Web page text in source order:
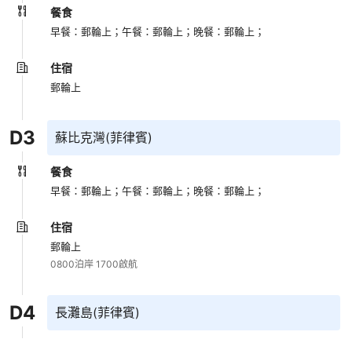
餐食
早餐：郵輪上；午餐：郵輪上； 晚餐：郵輪上；
住宿
郵輪上
D3 蘇比克灣(菲律賓)
餐食
早餐：郵輪上；午餐：郵輪上； 晚餐：郵輪上；
住宿
郵輪上
0800泊岸 1700啟航
D4 長灘島(菲律賓)